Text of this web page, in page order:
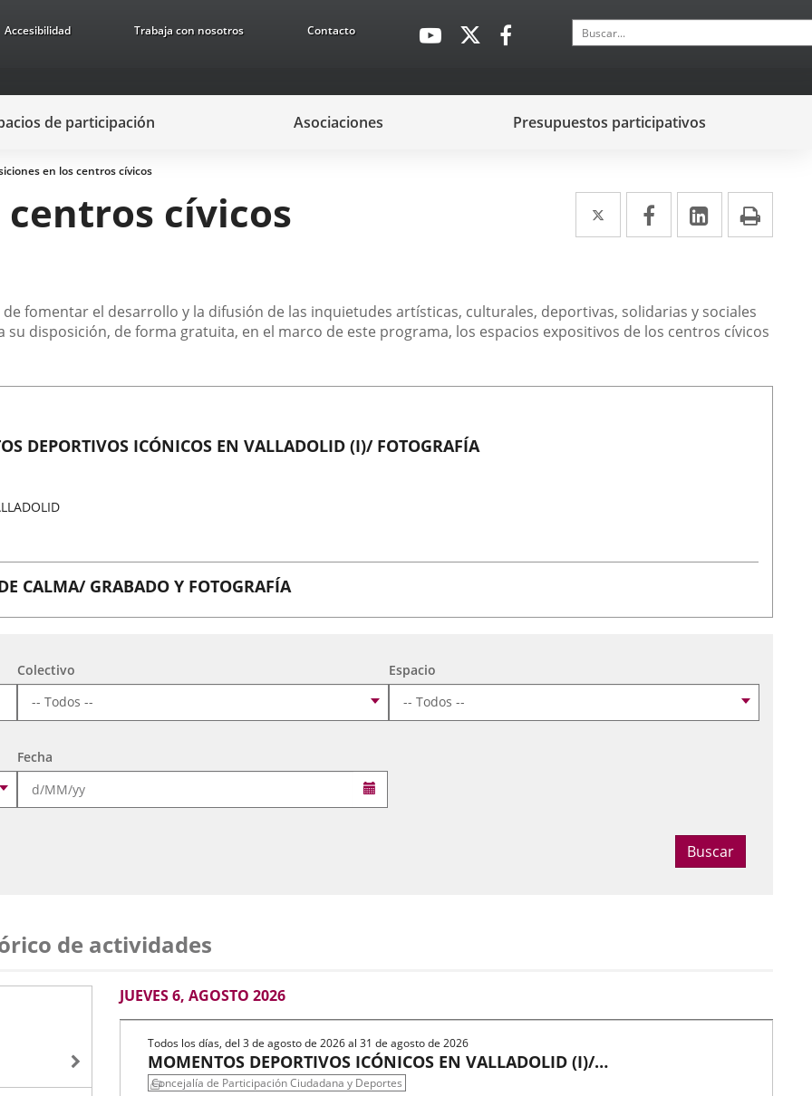
Accesibilidad Trabaja con nosotros Contacto
Enlace
aplicación
Enlace
aplicación
externa.
aplicación
externa.
Buscar
de participación Asociaciones Presupuestos participativos
en los centros cívicos
centros cívicos Twitter
Enlace
a
aplicación
externa.
Facebook
Enlace
a
aplicación
externa.
LinkedIn
Enlace
a
aplicación
externa.
fomentar el desarrollo y la difusión de las inquietudes artísticas, culturales, deportivas, solidarias y sociales
disposición, de forma gratuita, en el marco de este programa, los espacios expositivos de los centros cívicos
DEPORTIVOS ICÓNICOS EN VALLADOLID (I)/ FOTOGRAFÍA
CALMA/ GRABADO Y FOTOGRAFÍA
SIMBÓLICO
DEPORTIVOS ICÓNICOS EN VALLADOLID (I)/ FOTOGRAFÍA
Colectivo Espacio
Fecha
Buscar
de actividades
AGOSTO
2026
JUEVES 6, AGOSTO 2026
MOMENTOS DEPORTIVOS ICÓNICOS EN VALLADOLID (I)/
FOTOGRAFÍA
Todos los días, del 3 de agosto de 2026 al 31 de agosto de 2026
Concejalía de Participación Ciudadana y Deportes